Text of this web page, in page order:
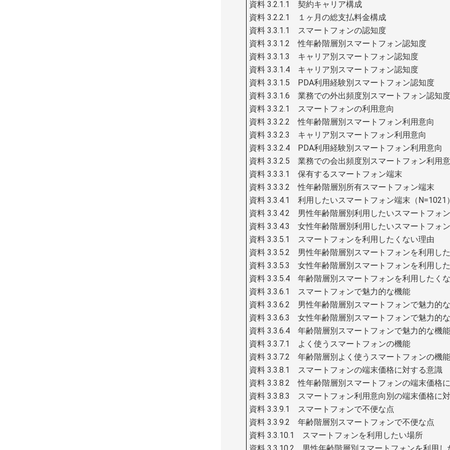
資料 3.2.1.1 契約キャリア構成
資料 3.2.2.1 １ヶ月の総支払料金構成
資料 3.3.1.1 スマートフォンの認知度
資料 3.3.1.2 性年齢階層別スマートフォン認知度
資料 3.3.1.3 キャリア別スマートフォン認知度
資料 3.3.1.4 キャリア別スマートフォン認知度
資料 3.3.1.5 PDA利用経験別スマートフォン認知度
資料 3.3.1.6 業務での外出頻度別スマートフォン認知度
資料 3.3.2.1 スマートフォンの利用意向
資料 3.3.2.2 性年齢階層別スマートフォン利用意向
資料 3.3.2.3 キャリア別スマートフォン利用意向
資料 3.3.2.4 PDA利用経験別スマートフォン利用意向
資料 3.3.2.5 業務での会出頻度別スマートフォン利用
資料 3.3.3.1 保有するスマートフォン端末
資料 3.3.3.2 性年齢階層別所有スマートフォン端末
資料 3.3.4.1 利用したいスマートフォン端末（N=1021
資料 3.3.4.2 男性年齢階層別利用したいスマートフォ
資料 3.3.4.3 女性年齢階層別利用したいスマートフォ
資料 3.3.5.1 スマートフォンを利用したくない理由
資料 3.3.5.2 男性年齢階層別スマートフォンを利用し
資料 3.3.5.3 女性年齢階層別スマートフォンを利用し
資料 3.3.5.4 年齢階層別スマートフォンを利用したく
資料 3.3.6.1 スマートフォンで魅力的な機能
資料 3.3.6.2 男性年齢階層別スマートフォンで魅力的
資料 3.3.6.3 女性年齢階層別スマートフォンで魅力的
資料 3.3.6.4 年齢階層別スマートフォンで魅力的な機
資料 3.3.7.1 よく使うスマートフォンの機能
資料 3.3.7.2 年齢階層別よく使うスマートフォンの機能
資料 3.3.8.1 スマートフォンの端末価格に対する意識
資料 3.3.8.2 性年齢階層別スマートフォンの端末価格
資料 3.3.8.3 スマートフォン利用意向別の端末価格に
資料 3.3.9.1 スマートフォンで不便な点
資料 3.3.9.2 年齢階層別スマートフォンで不便な点
資料 3.3.10.1 スマートフォンを利用したい場所